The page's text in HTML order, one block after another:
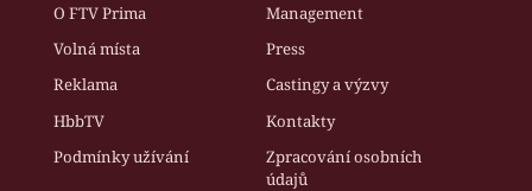
O FTV Prima
Management
Volná místa
Press
Reklama
Castingy a výzvy
HbbTV
Kontakty
Podmínky užívání
Zpracování osobních
údajů